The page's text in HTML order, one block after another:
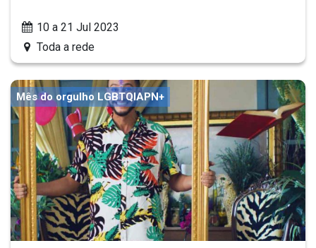
10 a 21 Jul 2023
Toda a rede
Mês do orgulho LGBTQIAPN+